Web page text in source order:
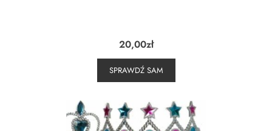
20,00zł
SPRAWDŹ SAM